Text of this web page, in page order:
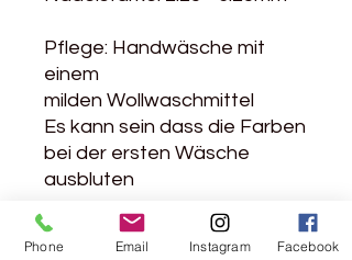
Pflege: Handwäsche mit
einem
milden Wollwaschmittel
Es kann sein dass die Farben
bei der ersten Wäsche
ausbluten
Auslauf Artikel
Phone Email Instagram Facebook